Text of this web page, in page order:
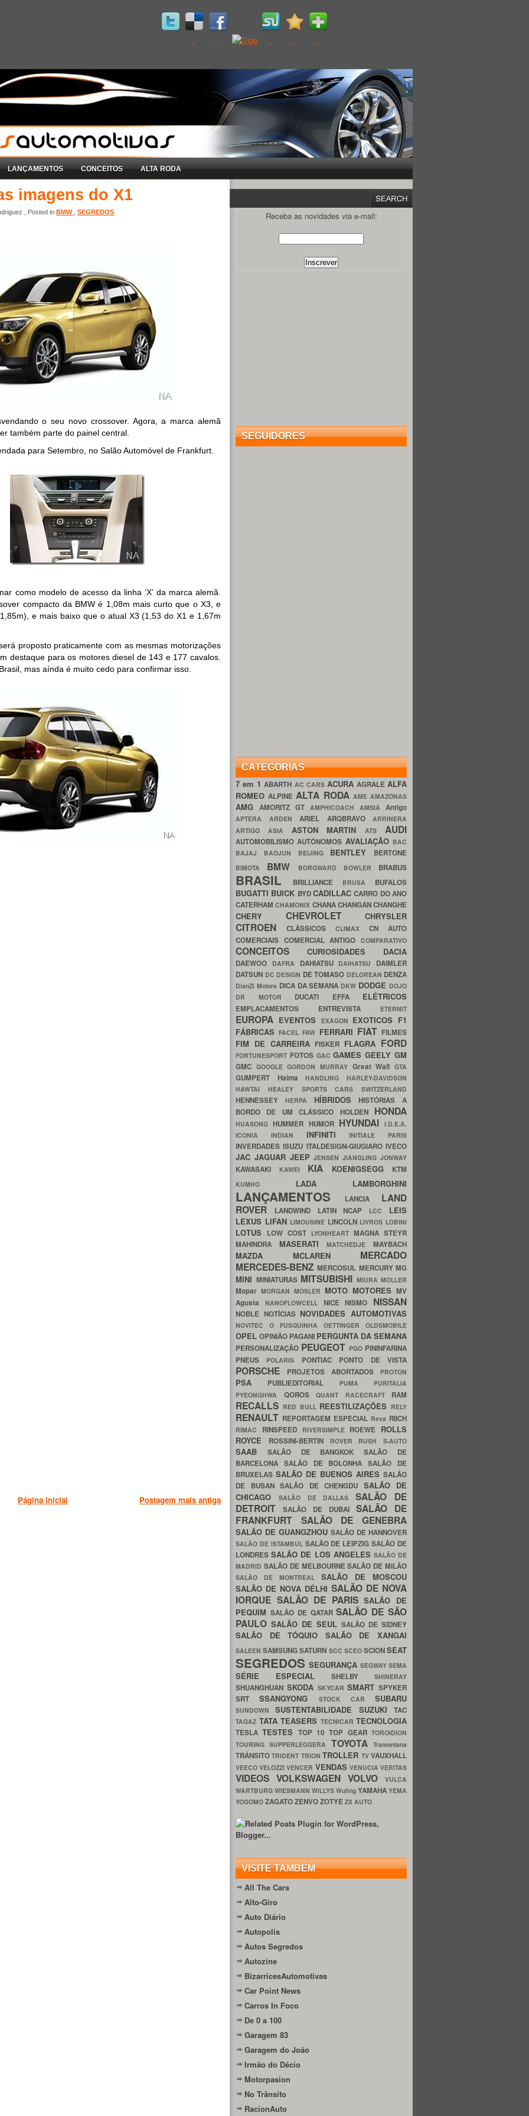
LANÇAMENTOS CONCEITOS ALTA RODA
imagens do X1
, Posted in BMW SEGREDOS
o seu novo crossover. Agora, a marca alemã
também parte do painel central.
para Setembro, no Salão Automóvel de Frankfurt.
como modelo de acesso da linha ‘X’ da marca alemã.
compacto da BMW é 1,08m mais curto que o X3, e
e mais baixo que o atual X3 (1,53 do X1 e 1,67m
proposto praticamente com as mesmas motorizações
destaque para os motores diesel de 143 e 177 cavalos.
mas aínda é muito cedo para confirmar isso.
Postagem mais antiga
Página inicial
Receba as novidades via e-mail:
SEGUIDORES
CATEGORIAS
7 em 1ABARTH AC CARS ACURA AGRALE ALFA
ROMEOALPINEALTA RODA AME AMAZONAS
AMG AMORITZ GT AMPHICOACH AMSIA Antigo
APTERA ARDEN ARIEL ARQBRAVO ARRINERA
ARTIGO ASIA ASTON MARTINATS AUDI
AUTOMOBILISMOAUTÔNOMOS AVALIAÇÃO BAC
BAJAJ BAOJUN BEIJING BENTLEY BERTONE
BIMOTA BMW BORGWARD BOWLER BRABUS
BRASIL BRILLIANCE BRUSA BUFALOS
BUGATTI BUICK BYDCADILLACCARRO DO ANO
CATERHAMCHAMONIX CHANACHANGANCHANGHE
CHERY CHEVROLET CHRYSLER
CITROEN CLÁSSICOS CLIMAX CN AUTO
COMERCIAIS COMERCIAL ANTIGOCOMPARATIVO
CONCEITOS CURIOSIDADES DACIA
DAEWOO DAFRA DAHIATSU DAIHATSU DAIMLER
DATSUN DC DESIGN DE TOMASO DELOREAN DENZA
DianZi Motors DICA DA SEMANA DKW DODGE DOJO
DR MOTOR DUCATI EFFA ELÉTRICOS
EMPLACAMENTOS ENTREVISTA ETERNIT
EUROPA EVENTOS EXAGON EXOTICOS F1
FÁBRICASFACELFAW FERRARI FIAT FILMES
FIM DE CARREIRA FISKER FLAGRA FORD
FORTUNESPORT FOTOS GACGAMESGEELYGM
GMC GOOGLEGORDON MURRAY Great WallGTA
GUMPERT HaimaHANDLINGHARLEY-DAVIDSON
HAWTAI HEALEY SPORTS CARS SWITZERLAND
HENNESSEY HERPA HÍBRIDOSHISTÓRIAS A
BORDO DE UM CLÁSSICO HOLDEN HONDA
HUASONGHUMMER HUMOR HYUNDAI I.D.E.A.
ICONIA INDIAN INFINITIINITIALE PARIS
INVERDADESISUZU ITALDESIGN-GIUGIAROIVECO
JAC JAGUAR JEEPJENSENJIANGLINGJONWAY
KAWASAKI KAWEI KIA KOENIGSEGG KTM
KUMHO LADA LAMBORGHINI
LANÇAMENTOS LANCIA LAND
ROVER
LANDWIND LATIN NCAP LCC LEIS
LEXUS LIFAN LIMOUSINE LINCOLN LIVROS LOBINI
LOTUS LOW COST LYONHEART MAGNA STEYR
MAHINDRA MASERATIMATCHEDJEMAYBACH
MAZDA MCLAREN MERCADO
MERCEDES-BENZMERCOSUL MERCURYMG
MINI MINIATURAS MITSUBISHI MIURA MOLLER
Mopar MORGAN MOSLER MOTO MOTORES MV
Agusta NANOFLOWCELL NICENISMO NISSAN
NOBLE NOTÍCIAS NOVIDADES AUTOMOTIVAS
NOVITEC O FUSQUINHA OETTINGER OLDSMOBILE
OPEL OPINIÃO PAGANI PERGUNTA DA SEMANA
PERSONALIZAÇÃO PEUGEOT PGO PININFARINA
PNEUS
POLARIS PONTIAC PONTO DE VISTA
PORSCHE PROJETOS ABORTADOS PROTON
PSA PUBLIEDITORIAL PUMA PURITALIA
PYEONGHWA QOROS QUANT RACECRAFT RAM
RECALLS RED BULL REESTILIZAÇÕES RELY
RENAULT REPORTAGEM ESPECIAL Reva RIICH
RIMAC RINSPEED RIVERSIMPLE ROEWE ROLLS
ROYCE
ROSSINI-BERTIN ROVER RUSH S-AUTO
SAAB SALÃO DE BANGKOKSALÃO DE
BARCELONA SALÃO DE BOLONHASALÃO DE
BRUXELAS SALÃO DE BUENOS AIRES SALÃO
DE BUSAN SALÃO DE CHENGDU SALÃO DE
CHICAGO
SALÃO DE DALLASSALÃO DE
DETROIT
SALÃO DE DUBAI SALÃO DE
FRANKFURT SALÃO DE GENEBRA
SALÃO DE GUANGZHOU SALÃO DE HANNOVER
SALÃO DE ISTAMBUL SALÃO DE LEIPZIGSALÃO DE
LONDRESSALÃO DE LOS ANGELES SALÃO DE
MADRID SALÃO DE MELBOURNESALÃO DE MILÃO
SALÃO DE MONTREAL SALÃO DE MOSCOU
SALÃO DE NOVA DÉLHI SALÃO DE NOVA
IORQUE SALÃO DE PARISSALÃO DE
PEQUIM SALÃO DE QATARSALÃO DE SÃO
PAULO SALÃO DE SEUL SALÃO DE SIDNEY
SALÃO DE TÓQUIO SALÃO DE XANGAI
SALEENSAMSUNGSATURN SCC SCEO SCIONSEAT
SEGREDOSSEGURANÇA SEGWAYSEMA
SÉRIE ESPECIAL SHELBY SHINERAY
SHUANGHUAN SKODA SKYCARSMART SPYKER
SRTSSANGYONG STOCK CAR SUBARU
SUNDOWNSUSTENTABILIDADE SUZUKITAC
TAGAZ TATA TEASERS TECNICAR TECNOLOGIA
TESLATESTES TOP 10TOP GEARTOROIDION
TOURING SUPPERLEGGERA TOYOTATramontana
TRÂNSITOTRIDENT TRIONTROLLER TVVAUXHALL
VEECOVELOZZIVENCER VENDAS VENUCIAVERITAS
VIDEOS VOLKSWAGEN VOLVO
VULCA
WARTBURG WIESMANN WILLYS Wuling YAMAHA YEMA
YOGOMO ZAGATOZENVOZOTYE ZX AUTO
VISITE TAMBÉM
All The Cars
Alto-Giro
Auto Diário
Autopolis
Autos Segredos
Autozine
BizarricesAutomotivas
Car Point News
Carros In Foco
De 0 a 100
Garagem 83
Garagem do João
Irmão do Décio
Motorpasion
No Trânsito
RacionAuto